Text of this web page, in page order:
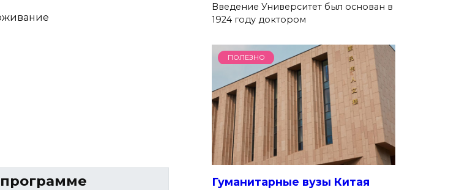
Введение Университет был основан в
1924 году доктором
ПОЛЕЗНО
Гуманитарные вузы Китая